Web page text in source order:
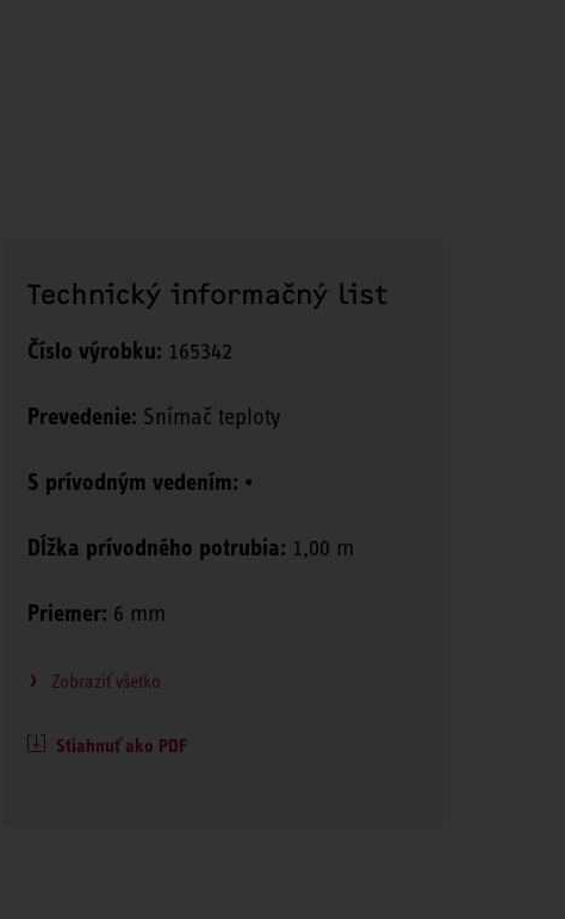
Technický informačný list
Číslo výrobku: 165342
Prevedenie: Snímač teploty
S prívodným vedením: •
Dĺžka prívodného potrubia: 1,00 m
Priemer: 6 mm
Zobraziť všetko
Stiahnuť ako PDF